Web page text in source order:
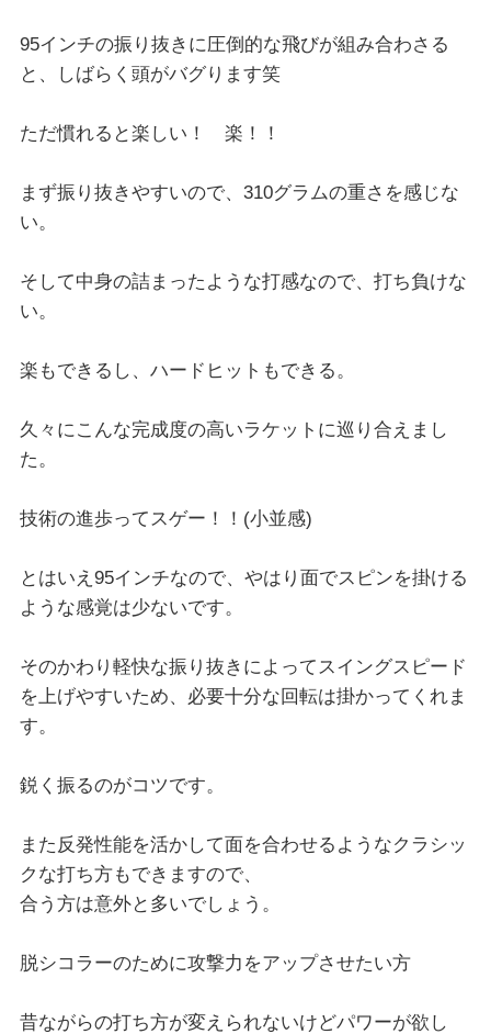
95インチの振り抜きに圧倒的な飛びが組み合わさる
と、しばらく頭がバグります笑
ただ慣れると楽しい！ 楽！！
まず振り抜きやすいので、310グラムの重さを感じな
い。
そして中身の詰まったような打感なので、打ち負けな
い。
楽もできるし、ハードヒットもできる。
久々にこんな完成度の高いラケットに巡り合えまし
た。
技術の進歩ってスゲー！！(小並感)
とはいえ95インチなので、やはり面でスピンを掛ける
ような感覚は少ないです。
そのかわり軽快な振り抜きによってスイングスピード
を上げやすいため、必要十分な回転は掛かってくれま
す。
鋭く振るのがコツです。
また反発性能を活かして面を合わせるようなクラシッ
クな打ち方もできますので、
合う方は意外と多いでしょう。
脱シコラーのために攻撃力をアップさせたい方
昔ながらの打ち方が変えられないけどパワーが欲し